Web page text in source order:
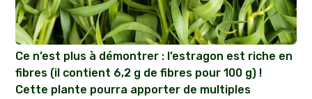
Ce n’est plus à démontrer : l’estragon est riche en
fibres (il contient 6,2 g de fibres pour 100 g) !
Cette plante pourra apporter de multiples